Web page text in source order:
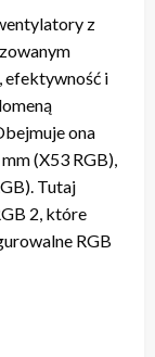
z
efektywność i
ona
(X53 RGB),
Tutaj
2, które
RGB